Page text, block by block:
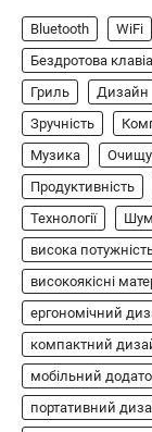
1
2
Bluetooth WiFi
Бездротова
Гриль
Дизайн
Зручність
Музика
Продуктивність
Технології
висока
високоякісні
ергономічний
компактний
мобільний
портативний